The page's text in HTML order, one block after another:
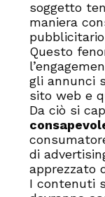
soggetto
maniera
Questo
gli annunci
sito web e
Da ciò si
di
apprezzato
I contenuti